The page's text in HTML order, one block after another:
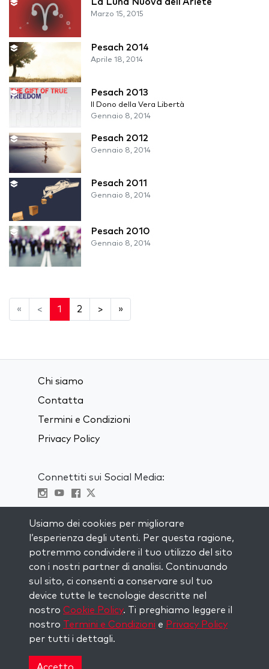
Marzo 15, 2015
Pesach 2014
Aprile 18, 2014
Pesach 2013
Il Dono della Vera Libertà
Gennaio 8, 2014
Pesach 2012
Gennaio 8, 2014
Pesach 2011
Gennaio 8, 2014
Pesach 2010
Gennaio 8, 2014
« < 1 2 > »
Chi siamo
Contatta
Termini e Condizioni
Privacy Policy
Connettiti sui Social Media:
RIMANI AGGIORNATO
Iscriviti alla nostra mailing list e ricevi
ispirazione ogni settimana nella tua
casella di posta.
Iscriviti
reserved.
Usiamo dei cookies per migliorare
l’esperienza degli utenti. Per questa ragione,
potremmo condividere il tuo utilizzo del sito
con i nostri partner di analisi. Continuando
sul sito, ci consenti a conservare sul tuo
device tutte le tecnologie descritte nel
nostro Cookie Policy. Ti preghiamo leggere il
nostro Termini e Condizioni e Privacy Policy
per tutti i dettagli.